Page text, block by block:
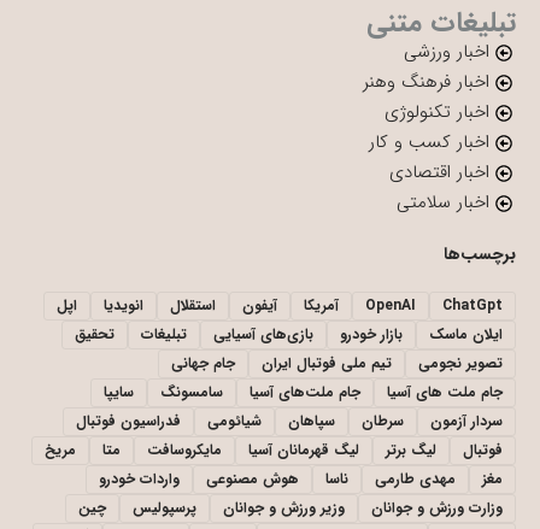
تبلیغات متنی
اخبار ورزشی
اخبار فرهنگ وهنر
اخبار تکنولوژی
اخبار کسب و کار
اخبار اقتصادی
اخبار سلامتی
برچسب‌ها
ChatGpt
OpenAI آمریکا آیفون استقلال انویدیا
اپل
ایلان ماسک
بازار خودرو بازی‌های آسیایی تبلیغات
تحقیق
تصویر نجومی
تیم ملی فوتبال ایران
جام جهانی
جام ملت های آسیا
جام ملت‌های آسیا سامسونگ
سایپا
سردار آزمون
سرطان سپاهان شیائومی
فدراسیون فوتبال
فوتبال
لیگ برتر لیگ قهرمانان آسیا مایکروسافت متا
مریخ
مغز
مهدی طارمی ناسا هوش مصنوعی
واردات خودرو
وزارت ورزش و جوانان
وزیر ورزش و جوانان پرسپولیس
چین